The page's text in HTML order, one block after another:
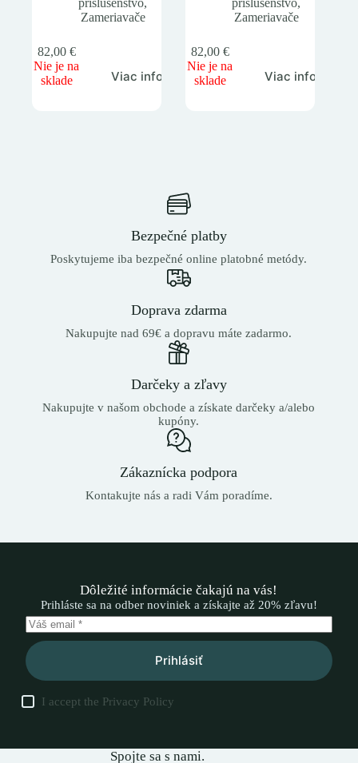
príslušenstvo,
Zameriavače
82,00 €
Nie je na
sklade
Viac info
príslušenstvo,
Zameriavače
82,00 €
Nie je na
sklade
Viac info
Bezpečné platby
Poskytujeme iba bezpečné online platobné metódy.
Doprava zdarma
Nakupujte nad 69€ a dopravu máte zadarmo.
Darčeky a zľavy
Nakupujte v našom obchode a získate darčeky a/alebo
kupóny.
Zákaznícka podpora
Kontakujte nás a radi Vám poradíme.
Dôležité informácie čakajú na vás!
Prihláste sa na odber noviniek a získajte až 20% zľavu!
Prihlásiť
I accept the Privacy Policy
Spojte sa s nami.